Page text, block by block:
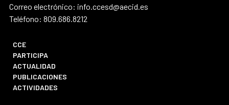
Correo electrónico: info.ccesd@aecid.es
Teléfono: 809.686.8212
CCE
PARTICIPA
ACTUALIDAD
PUBLICACIONES
ACTIVIDADES